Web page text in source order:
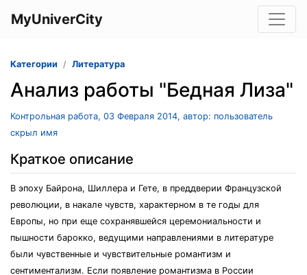
MyUniverCity
Категории Литература
Анализ работы "Бедная Лиза"
Контрольная работа, 03 Февраля 2014, автор: пользователь
скрыл имя
Краткое описание
В эпоху Байрона, Шиллера и Гете, в преддверии Французской
революции, в накале чувств, характерном в те годы для
Европы, но при еще сохранявшейся церемониальности и
пышности барокко, ведущими направлениями в литературе
были чувственные и чувствительные романтизм и
сентиментализм. Если появление романтизма в России